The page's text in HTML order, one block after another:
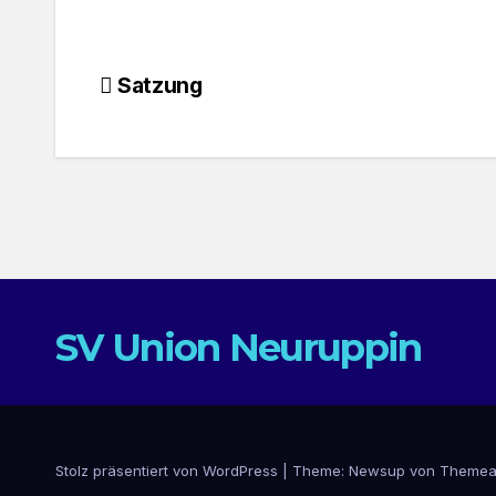
Beitragsnavigation
Satzung
SV Union Neuruppin
Stolz präsentiert von WordPress Theme: Newsup von